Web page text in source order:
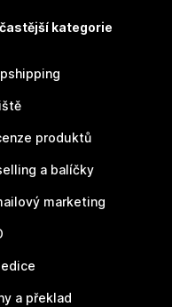
kategorie
produktů
a balíčky
marketing
a překlad